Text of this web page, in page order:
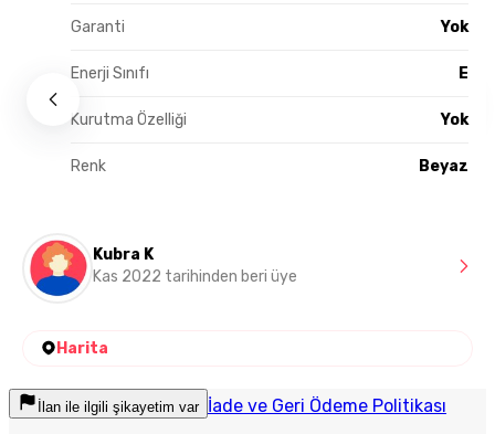
Garanti Yok
Enerji Sınıfı E
Kurutma Özelliği Yok
Renk Beyaz
Kubra K
Kas 2022 tarihinden beri üye
Harita
İlan ile ilgili şikayetim var İade ve Geri Ödeme Politikası